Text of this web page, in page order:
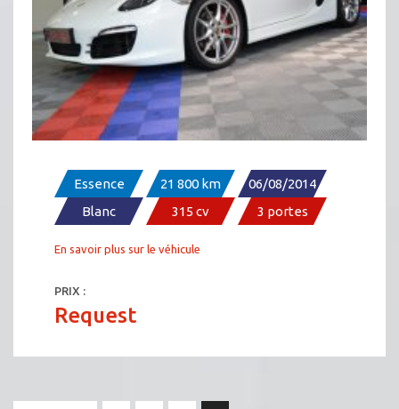
PORSCHE BOXSTER S PDK
Essence 21 800 km
06/08/2014
Blanc
315 cv 3 portes
En savoir plus sur le véhicule
PRIX :
Request